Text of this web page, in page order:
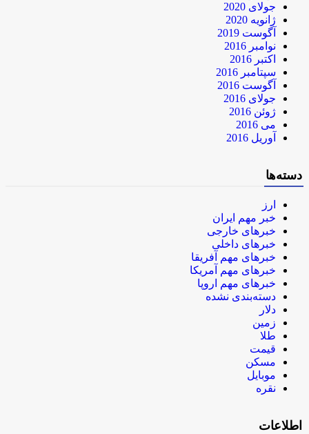
جولای 2020
ژانویه 2020
آگوست 2019
نوامبر 2016
اکتبر 2016
سپتامبر 2016
آگوست 2016
جولای 2016
ژوئن 2016
می 2016
آوریل 2016
دسته‌ها
ارز
خبر مهم ایران
خبرهای خارجی
خبرهای داخلی
خبرهای مهم آفریقا
خبرهای مهم آمریکا
خبرهای مهم اروپا
دسته‌بندی نشده
دلار
زمین
طلا
قیمت
مسکن
موبایل
نقره
اطلاعات